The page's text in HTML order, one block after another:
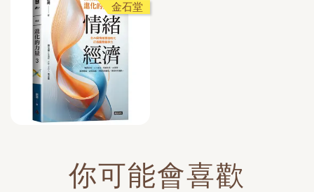
金石堂
你可能會喜歡